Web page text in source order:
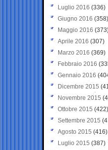
Luglio 2016 (336)
Giugno 2016 (358)
Maggio 2016
Aprile 2016 (307)
Marzo 2016 (369)
Febbraio 2016
Gennaio 2016
Dicembre 2015
Novembre 2015
Ottobre 2015 (422)
Settembre 2015
Agosto 2015 (416)
Luglio 2015 (387)